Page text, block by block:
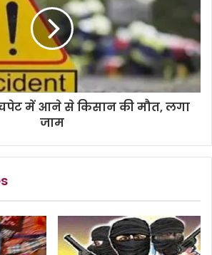
में आने से किसान की मौत, लगा
जाम